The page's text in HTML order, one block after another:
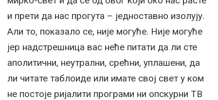
и прети да нас прогута – једноставно изолују.
Али то, показало се, није могуће. Није могуће
јер надстрешница вас неће питати да ли сте
аполитични, неутрални, срећни, уплашени, да
ли читате таблоиде или имате свој свет у ком
не постоје ријалити програми ни опскурни ТВ